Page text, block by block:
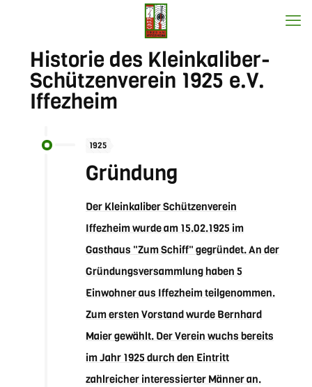
Historie des Kleinkaliber-
Schützenverein 1925 e.V.
Iffezheim
1925
Gründung
Der Kleinkaliber Schützenverein
Iffezheim wurde am 15.02.1925 im
Gasthaus "Zum Schiff" gegründet. An der
Gründungsversammlung haben 5
Einwohner aus Iffezheim teilgenommen.
Zum ersten Vorstand wurde Bernhard
Maier gewählt. Der Verein wuchs bereits
im Jahr 1925 durch den Eintritt
zahlreicher interessierter Männer an.